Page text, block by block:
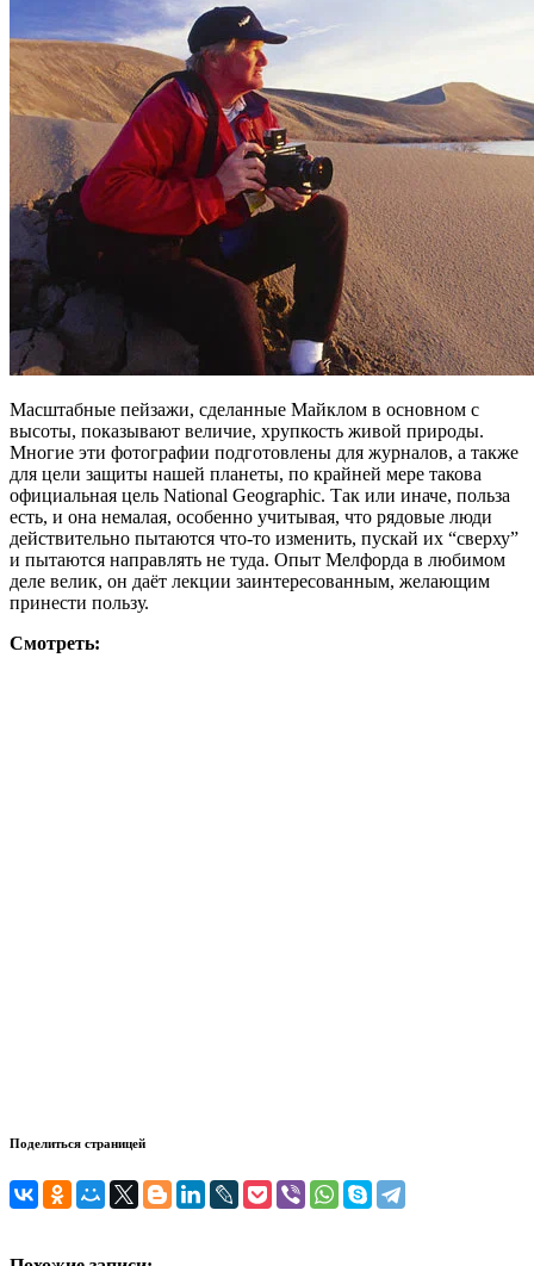
Масштабные пейзажи, сделанные Майклом в основном с
высоты, показывают величие, хрупкость живой природы.
Многие эти фотографии подготовлены для журналов, а также
для цели защиты нашей планеты, по крайней мере такова
официальная цель National Geographic. Так или иначе, польза
есть, и она немалая, особенно учитывая, что рядовые люди
действительно пытаются что-то изменить, пускай их “сверху”
и пытаются направлять не туда. Опыт Мелфорда в любимом
деле велик, он даёт лекции заинтересованным, желающим
принести пользу.
Смотреть:
Поделиться страницей